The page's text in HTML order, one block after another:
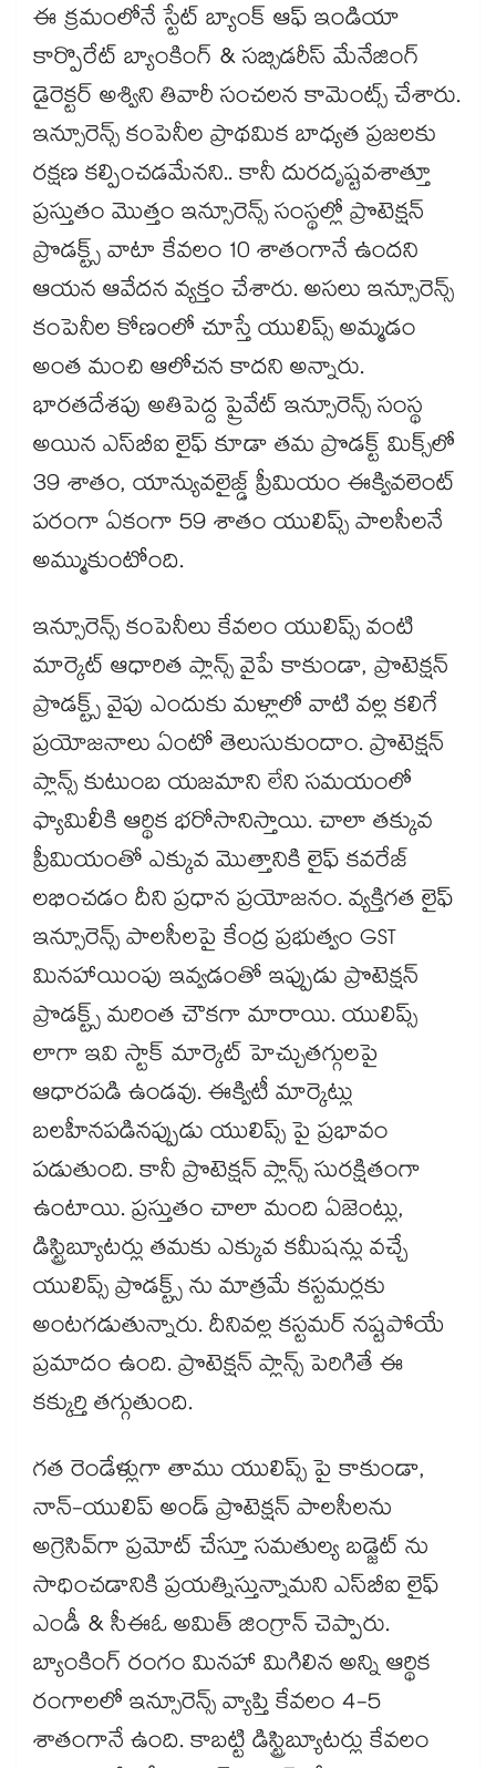
ఈ క్రమంలోనే స్టేట్ బ్యాంక్ ఆఫ్ ఇండియా
కార్పొరేట్ బ్యాంకింగ్ & సబ్సిడరీస్ మేనేజింగ్
డైరెక్టర్ అశ్విని తివారీ సంచలన కామెంట్స్ చేశారు.
ఇన్సూరెన్స్ కంపెనీల ప్రాథమిక బాధ్యత ప్రజలకు
రక్షణ కల్పించడమేనని.. కానీ దురదృష్టవశాత్తూ
ప్రస్తుతం మొత్తం ఇన్సూరెన్స్ సంస్థల్లో ప్రొటెక్షన్
ప్రొడక్ట్స్ వాటా కేవలం 10 శాతంగానే ఉందని
ఆయన ఆవేదన వ్యక్తం చేశారు. అసలు ఇన్సూరెన్స్
కంపెనీల కోణంలో చూస్తే యులిప్స్ అమ్మడం
అంత మంచి ఆలోచన కాదని అన్నారు.
భారతదేశపు అతిపెద్ద ప్రైవేట్ ఇన్సూరెన్స్ సంస్థ
అయిన ఎస్‌బీఐ లైఫ్ కూడా తమ ప్రొడక్ట్ మిక్స్‌లో
39 శాతం, యాన్యువలైజ్డ్ ప్రీమియం ఈక్వివలెంట్
పరంగా ఏకంగా 59 శాతం యులిప్స్ పాలసీలనే
అమ్ముకుంటోంది.
ఇన్సూరెన్స్ కంపెనీలు కేవలం యులిప్స్ వంటి
మార్కెట్ ఆధారిత ప్లాన్స్ వైపే కాకుండా, ప్రొటెక్షన్
ప్రొడక్ట్స్ వైపు ఎందుకు మళ్లాలో వాటి వల్ల కలిగే
ప్రయోజనాలు ఏంటో తెలుసుకుందాం. ప్రొటెక్షన్
ప్లాన్స్ కుటుంబ యజమాని లేని సమయంలో
ఫ్యామిలీకి ఆర్థిక భరోసానిస్తాయి. చాలా తక్కువ
ప్రీమియంతో ఎక్కువ మొత్తానికి లైఫ్ కవరేజ్
లభించడం దీని ప్రధాన ప్రయోజనం. వ్యక్తిగత లైఫ్
ఇన్సూరెన్స్ పాలసీలపై కేంద్ర ప్రభుత్వం GST
మినహాయింపు ఇవ్వడంతో ఇప్పుడు ప్రొటెక్షన్
ప్రొడక్ట్స్ మరింత చౌకగా మారాయి. యులిప్స్
లాగా ఇవి స్టాక్ మార్కెట్ హెచ్చుతగ్గులపై
ఆధారపడి ఉండవు. ఈక్విటీ మార్కెట్లు
బలహీనపడినప్పుడు యులిప్స్ పై ప్రభావం
పడుతుంది. కానీ ప్రొటెక్షన్ ప్లాన్స్ సురక్షితంగా
ఉంటాయి. ప్రస్తుతం చాలా మంది ఏజెంట్లు,
డిస్ట్రిబ్యూటర్లు తమకు ఎక్కువ కమీషన్లు వచ్చే
యులిప్స్ ప్రొడక్ట్స్ ను మాత్రమే కస్టమర్లకు
అంటగడుతున్నారు. దీనివల్ల కస్టమర్ నష్టపోయే
ప్రమాదం ఉంది. ప్రొటెక్షన్ ప్లాన్స్ పెరిగితే ఈ
కక్కుర్తి తగ్గుతుంది.
గత రెండేళ్లుగా తాము యులిప్స్ పై కాకుండా,
నాన్-యులిప్ అండ్ ప్రొటెక్షన్ పాలసీలను
అగ్రెసివ్‌గా ప్రమోట్ చేస్తూ సమతుల్య బడ్జెట్ ను
సాధించడానికి ప్రయత్నిస్తున్నామని ఎస్‌బీఐ లైఫ్
ఎండీ & సీఈఓ అమిత్ జింగ్రాన్ చెప్పారు.
బ్యాంకింగ్ రంగం మినహా మిగిలిన అన్ని ఆర్థిక
రంగాలలో ఇన్సూరెన్స్ వ్యాప్తి కేవలం 4-5
శాతంగానే ఉంది. కాబట్టి డిస్ట్రిబ్యూటర్లు కేవలం